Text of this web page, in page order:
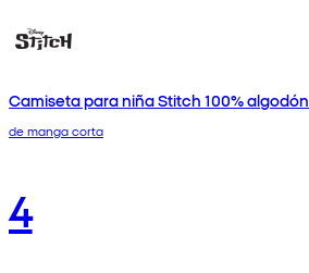
Camiseta para niña Stitch 100% algodón
de manga corta
4